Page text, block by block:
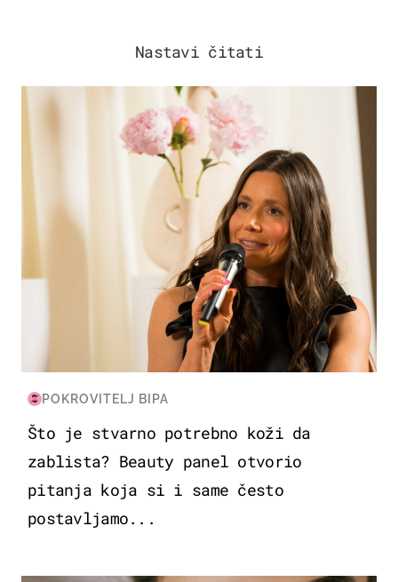
Nastavi čitati
MODA & LJEPOTA
POKROVITELJ BIPA
Što je stvarno potrebno koži da
zablista? Beauty panel otvorio
pitanja koja si i same često
postavljamo...